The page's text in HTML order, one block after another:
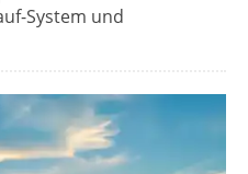
System und